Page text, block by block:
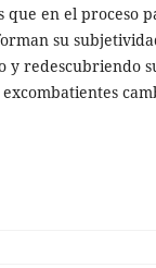
que en el proceso
su
y redescubriendo